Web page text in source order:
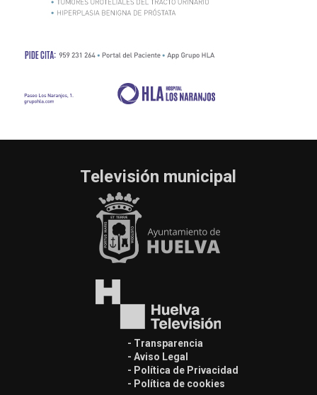
Televisión municipal
- Transparencia
- Aviso Legal
- Política de Privacidad
- Política de cookies